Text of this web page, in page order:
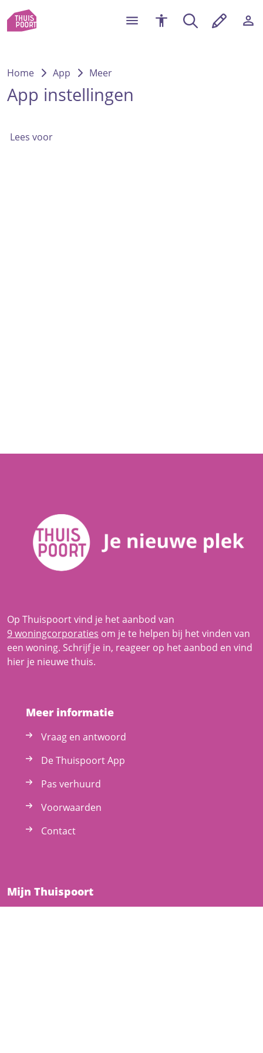
Home App Meer
App instellingen
Lees voor
Op Thuispoort vind je het aanbod van
9 woningcorporaties om je te helpen bij het vinden van
een woning. Schrijf je in, reageer op het aanbod en vind
hier je nieuwe thuis.
Meer informatie
Vraag en antwoord
De Thuispoort App
Pas verhuurd
Voorwaarden
Contact
Mijn Thuispoort